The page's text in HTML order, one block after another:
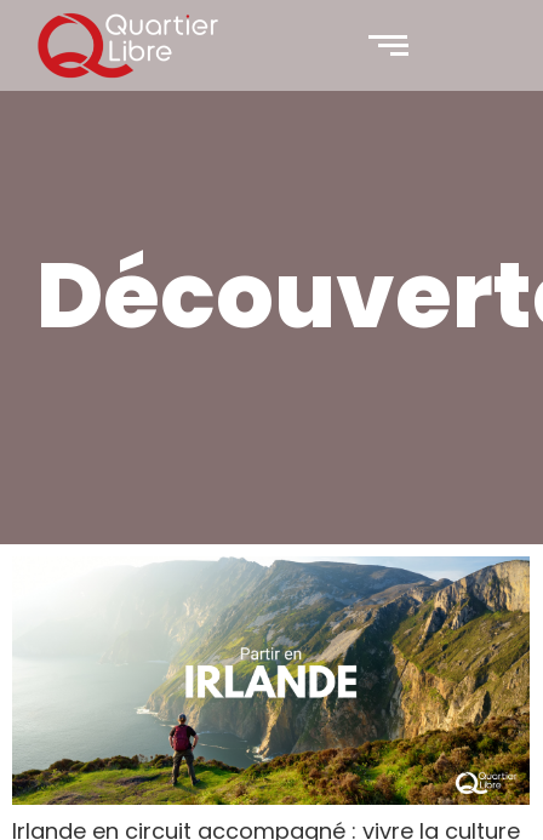
Irlande en circuit accompagné : vivre la culture